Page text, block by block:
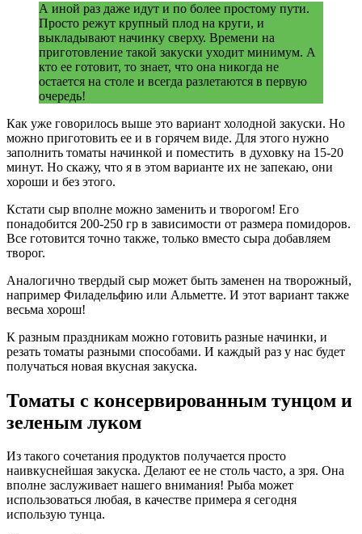
А иной раз даже идут и по более простому пути.
Просто режут крупный плод на круги, и
выкладывают начинку сверху. Времени на
приготовление такой закуски уходит минимум. А
кто ее готовит, то знает, что она никогда не
остается на столе и всегда разлетаются в первую
очередь!
Как уже говорилось выше это вариант холодной закуски. Но
можно приготовить ее и в горячем виде. Для этого нужно
заполнить томаты начинкой и поместить в духовку на 15-20
минут. Но скажу, что я в этом варианте их не запекаю, они
хороши и без этого.
Кстати сыр вполне можно заменить и творогом! Его
понадобится 200-250 гр в зависимости от размера помидоров.
Все готовится точно также, только вместо сыра добавляем
творог.
Аналогично твердый сыр может быть заменен на творожный,
например Филадельфию или Альметте. И этот вариант также
весьма хорош!
К разным праздникам можно готовить разные начинки, и
резать томаты разными способами. И каждый раз у нас будет
получаться новая вкусная закуска.
Томаты с консервированным тунцом и
зеленым луком
Из такого сочетания продуктов получается просто
наивкуснейшая закуска. Делают ее не столь часто, а зря. Она
вполне заслуживает нашего внимания! Рыба может
использоваться любая, в качестве примера я сегодня
использую тунца.